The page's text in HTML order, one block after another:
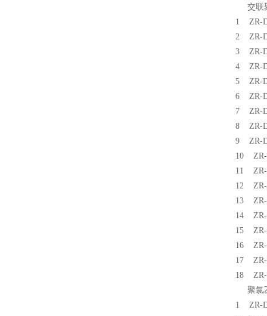
交联
1 ZR-
2 ZR-
3 ZR-
4 ZR-
5 ZR-
6 ZR-
7 ZR-
8 ZR-
9 ZR-
10 ZR-
11 ZR-
12 ZR-
13 ZR-
14 ZR-
15 ZR-
16 ZR-
17 ZR-
18 ZR-
聚氯
1 ZR-